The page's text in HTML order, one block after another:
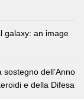
galaxy: an image
sostegno dell’Anno
e della Difesa